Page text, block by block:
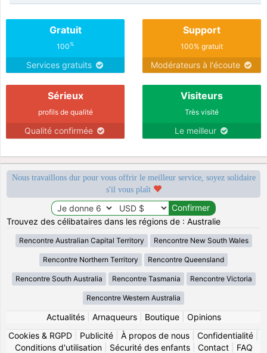
Gratuit
100%
Services gratuits
Support
100% gratuit
Modérateurs à l'écoute
Sérieux
profils de qualité
Qualité confirmée
Visiteurs
Très visité
Le meilleur
Nous travaillons dur pour vous offrir le meilleur service, soyez solidaire
s'il vous plaît
Trouvez des célibataires dans les régions de : Australie
Rencontre Australian Capital Territory Rencontre New South Wales
Rencontre Northern Territory Rencontre Queensland
Rencontre South Australia Rencontre Tasmania Rencontre Victoria
Rencontre Western Australia
Actualités| Arnaqueurs| Boutique| Opinions
Cookies & RGPD
Publicité À propos de nous Confidentialité
Conditions d'utilisation| Sécurité des enfants| Contact| FAQ